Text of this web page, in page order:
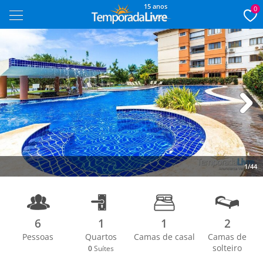
15 anos 0
1/44
Next
6
Pessoas
1
Quartos
0 Suítes
1
Camas de casal
2
Camas de
solteiro